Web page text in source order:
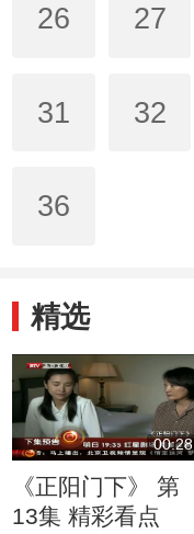
26 27
31 32
36
精选
00:28
《正阳门下》 第
13集 精彩看点